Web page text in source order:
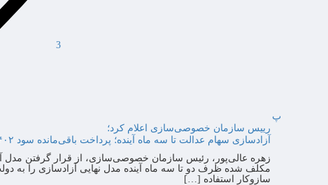
3
پ
رییس سازمان خصوصی‌سازی اعلام کرد؛
آزادسازی سهام عدالت تا سه ماه آینده؛ پرداخت باقی‌مانده سود ۱۴۰۲ در راه است
زهره عالی‌پور، رئیس سازمان خصوصی‌سازی، از قرار گرفتن مدل
مکلف شده ظرف دو تا سه ماه آینده مدل نهایی آزادسازی را به
سازوکار استفاده […]